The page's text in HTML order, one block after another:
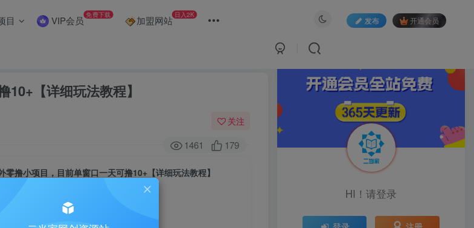
目 VIP会员 免费下载 加盟网站 日入2K
发布 开通会员
10+【详细玩法教程】
关注
1461 179
零撸小项目，目前单窗口一天可撸10+【详细玩法教程】
付费后查看 HI！请登录